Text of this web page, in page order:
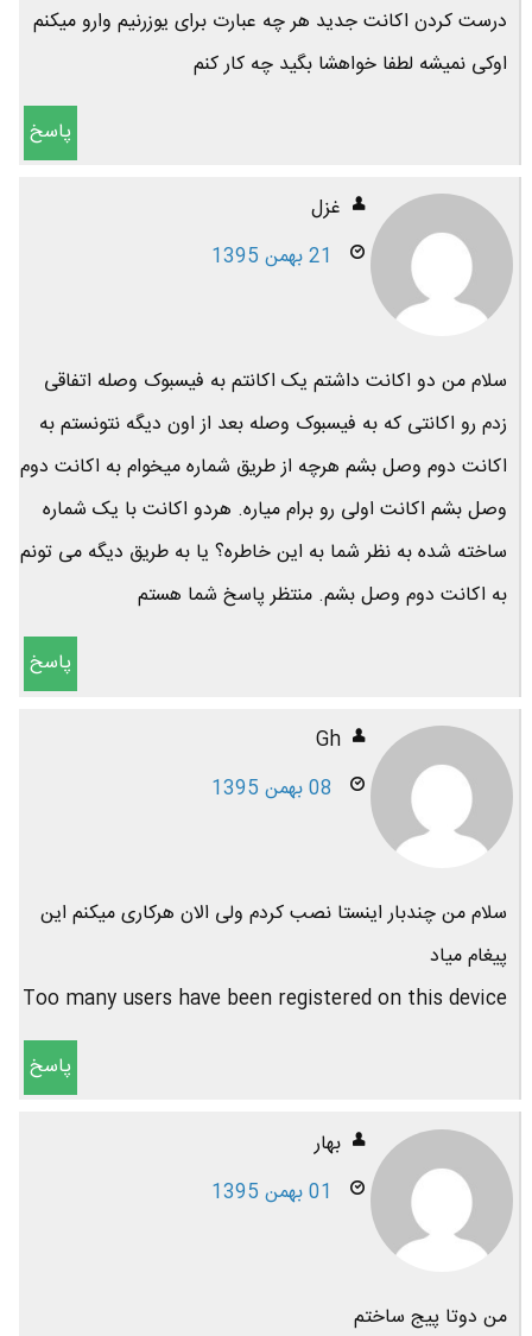
درست کردن اکانت جدید هر چه عبارت برای یوزرنیم وارو میکنم
اوکی نمیشه لطفا خواهشا بگید چه کار کنم
پاسخ
غزل
21 بهمن 1395
سلام من دو اکانت داشتم یک اکانتم به فیسبوک وصله اتفاقی
زدم رو اکانتی که به فیسبوک وصله بعد از اون دیگه نتونستم به
اکانت دوم وصل بشم هرچه از طریق شماره میخوام به اکانت دوم
وصل بشم اکانت اولی رو برام میاره. هردو اکانت با یک شماره
ساخته شده به نظر شما به این خاطره؟ یا به طریق دیگه می تونم
به اکانت دوم وصل بشم. منتظر پاسخ شما هستم
پاسخ
Gh
08 بهمن 1395
سلام من چندبار اینستا نصب کردم ولی الان هرکاری میکنم این
پیغام میاد
Too many users have been registered on this device
پاسخ
بهار
01 بهمن 1395
من دوتا پیج ساختم